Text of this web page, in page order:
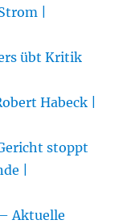
|
übt Kritik
Habeck |
stoppt
|
Aktuelle